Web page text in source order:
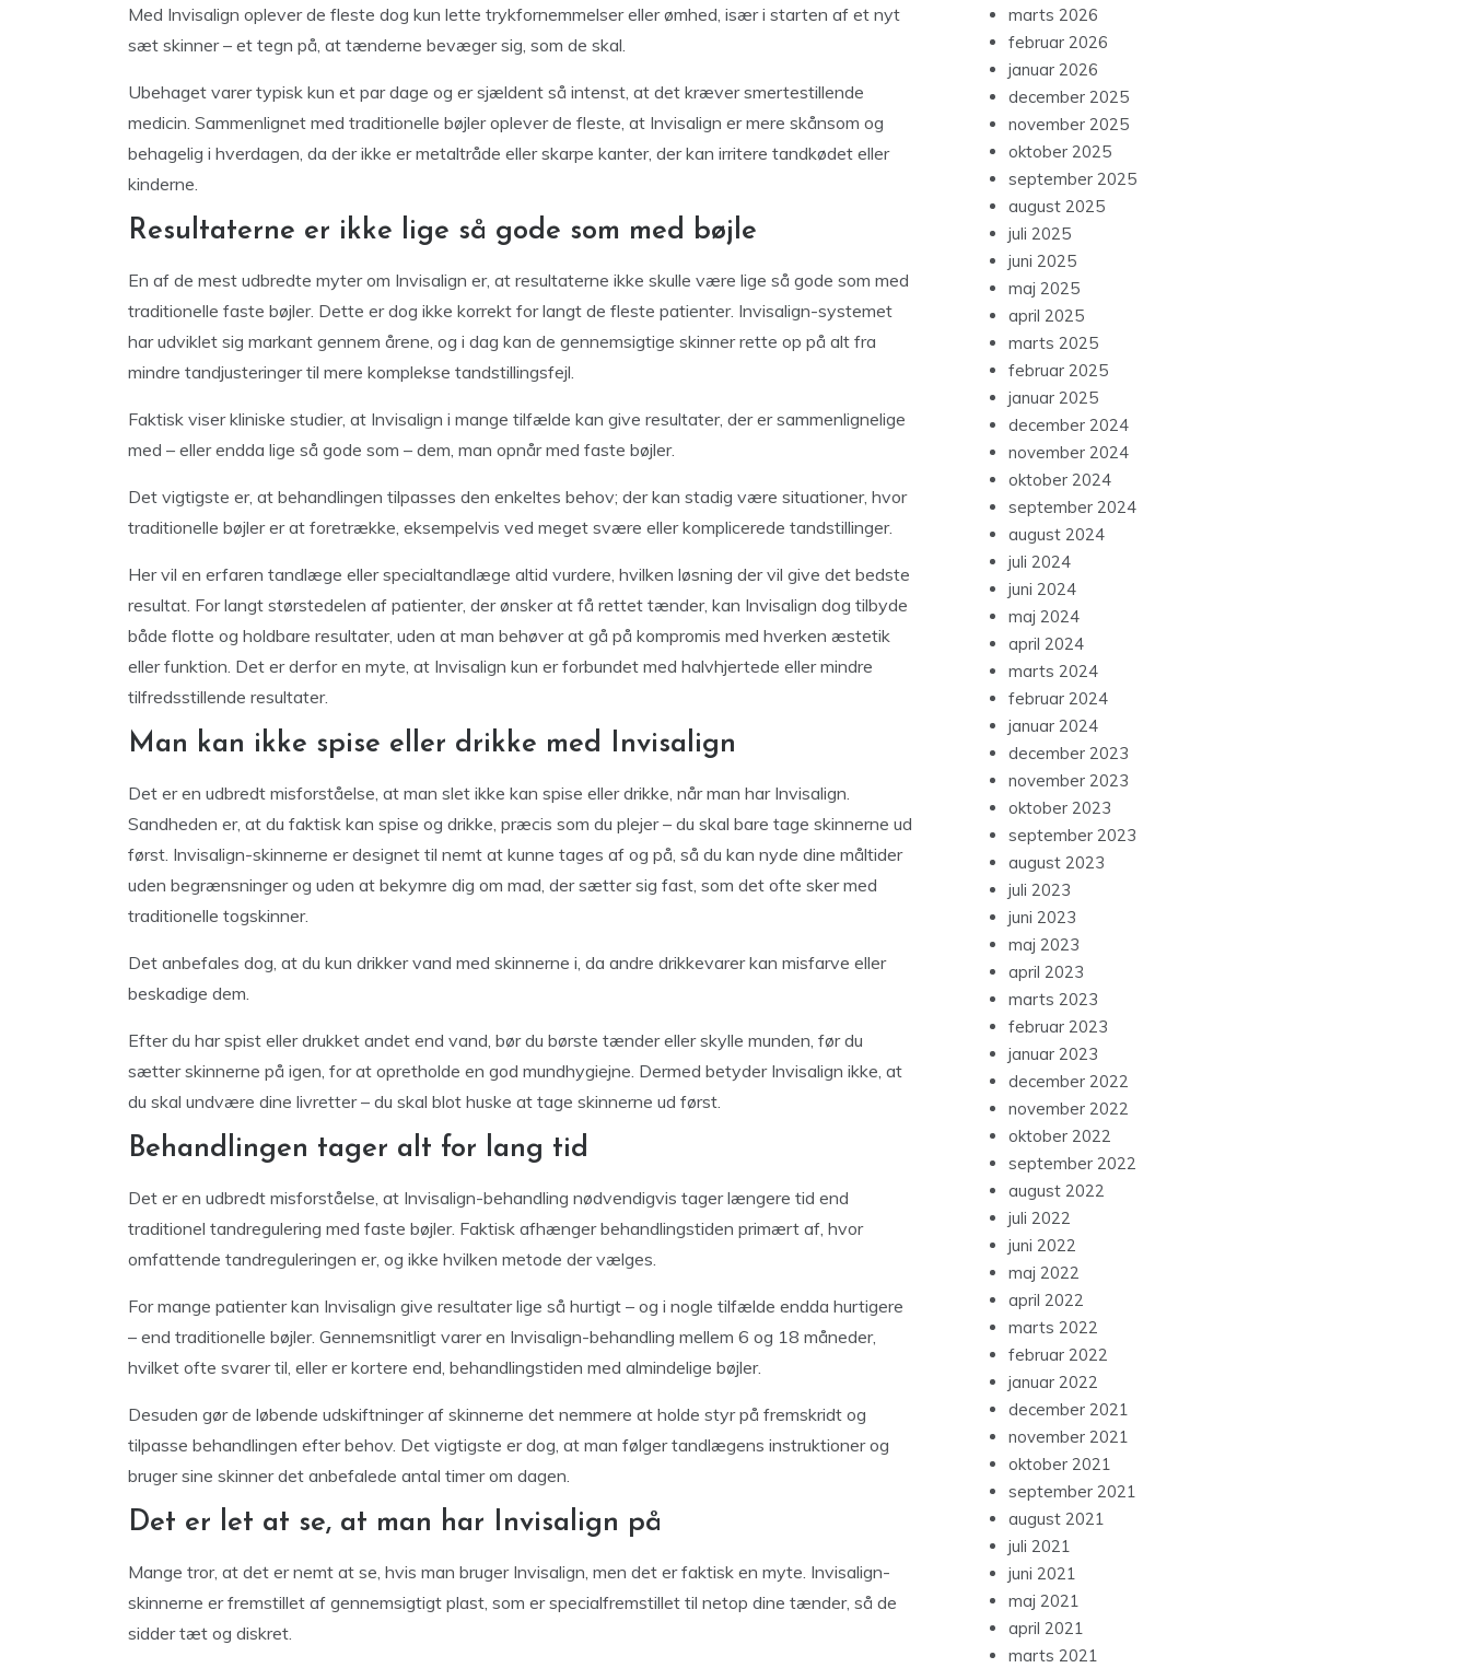
Med Invisalign oplever de fleste dog kun lette trykfornemmelser eller ømhed, især i starten af et nyt
sæt skinner – et tegn på, at tænderne bevæger sig, som de skal.
Ubehaget varer typisk kun et par dage og er sjældent så intenst, at det kræver smertestillende
medicin. Sammenlignet med traditionelle bøjler oplever de fleste, at Invisalign er mere skånsom og
behagelig i hverdagen, da der ikke er metaltråde eller skarpe kanter, der kan irritere tandkødet eller
kinderne.
Resultaterne er ikke lige så gode som med bøjle
En af de mest udbredte myter om Invisalign er, at resultaterne ikke skulle være lige så gode som med
traditionelle faste bøjler. Dette er dog ikke korrekt for langt de fleste patienter. Invisalign-systemet
har udviklet sig markant gennem årene, og i dag kan de gennemsigtige skinner rette op på alt fra
mindre tandjusteringer til mere komplekse tandstillingsfejl.
Faktisk viser kliniske studier, at Invisalign i mange tilfælde kan give resultater, der er sammenlignelige
med – eller endda lige så gode som – dem, man opnår med faste bøjler.
Det vigtigste er, at behandlingen tilpasses den enkeltes behov; der kan stadig være situationer, hvor
traditionelle bøjler er at foretrække, eksempelvis ved meget svære eller komplicerede tandstillinger.
Her vil en erfaren tandlæge eller specialtandlæge altid vurdere, hvilken løsning der vil give det bedste
resultat. For langt størstedelen af patienter, der ønsker at få rettet tænder, kan Invisalign dog tilbyde
både flotte og holdbare resultater, uden at man behøver at gå på kompromis med hverken æstetik
eller funktion. Det er derfor en myte, at Invisalign kun er forbundet med halvhjertede eller mindre
tilfredsstillende resultater.
Man kan ikke spise eller drikke med Invisalign
Det er en udbredt misforståelse, at man slet ikke kan spise eller drikke, når man har Invisalign.
Sandheden er, at du faktisk kan spise og drikke, præcis som du plejer – du skal bare tage skinnerne ud
først. Invisalign-skinnerne er designet til nemt at kunne tages af og på, så du kan nyde dine måltider
uden begrænsninger og uden at bekymre dig om mad, der sætter sig fast, som det ofte sker med
traditionelle togskinner.
Det anbefales dog, at du kun drikker vand med skinnerne i, da andre drikkevarer kan misfarve eller
beskadige dem.
Efter du har spist eller drukket andet end vand, bør du børste tænder eller skylle munden, før du
sætter skinnerne på igen, for at opretholde en god mundhygiejne. Dermed betyder Invisalign ikke, at
du skal undvære dine livretter – du skal blot huske at tage skinnerne ud først.
Behandlingen tager alt for lang tid
Det er en udbredt misforståelse, at Invisalign-behandling nødvendigvis tager længere tid end
traditionel tandregulering med faste bøjler. Faktisk afhænger behandlingstiden primært af, hvor
omfattende tandreguleringen er, og ikke hvilken metode der vælges.
For mange patienter kan Invisalign give resultater lige så hurtigt – og i nogle tilfælde endda hurtigere
– end traditionelle bøjler. Gennemsnitligt varer en Invisalign-behandling mellem 6 og 18 måneder,
hvilket ofte svarer til, eller er kortere end, behandlingstiden med almindelige bøjler.
Desuden gør de løbende udskiftninger af skinnerne det nemmere at holde styr på fremskridt og
tilpasse behandlingen efter behov. Det vigtigste er dog, at man følger tandlægens instruktioner og
bruger sine skinner det anbefalede antal timer om dagen.
Det er let at se, at man har Invisalign på
Mange tror, at det er nemt at se, hvis man bruger Invisalign, men det er faktisk en myte. Invisalign-
skinnerne er fremstillet af gennemsigtigt plast, som er specialfremstillet til netop dine tænder, så de
sidder tæt og diskret.
marts 2026
februar 2026
januar 2026
december 2025
november 2025
oktober 2025
september 2025
august 2025
juli 2025
juni 2025
maj 2025
april 2025
marts 2025
februar 2025
januar 2025
december 2024
november 2024
oktober 2024
september 2024
august 2024
juli 2024
juni 2024
maj 2024
april 2024
marts 2024
februar 2024
januar 2024
december 2023
november 2023
oktober 2023
september 2023
august 2023
juli 2023
juni 2023
maj 2023
april 2023
marts 2023
februar 2023
januar 2023
december 2022
november 2022
oktober 2022
september 2022
august 2022
juli 2022
juni 2022
maj 2022
april 2022
marts 2022
februar 2022
januar 2022
december 2021
november 2021
oktober 2021
september 2021
august 2021
juli 2021
juni 2021
maj 2021
april 2021
marts 2021